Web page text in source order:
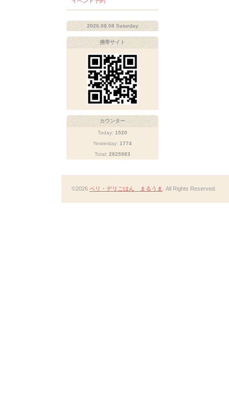
2026.08.08 Saturday
携帯サイト
カウンター
Today: 1520
Yesterday: 1774
Total: 2825983
©2026 ベリ・デリごはん まるうま . All Rights Reserved.